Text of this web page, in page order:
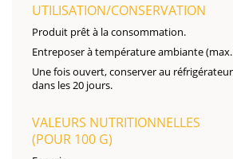
UTILISATION/CONSERVATION
Produit prêt à la consommation.
Entreposer à température ambiante (max.
Une fois ouvert, conserver au
dans les 20 jours.
VALEURS NUTRITIONNELLES
(POUR 100 G)